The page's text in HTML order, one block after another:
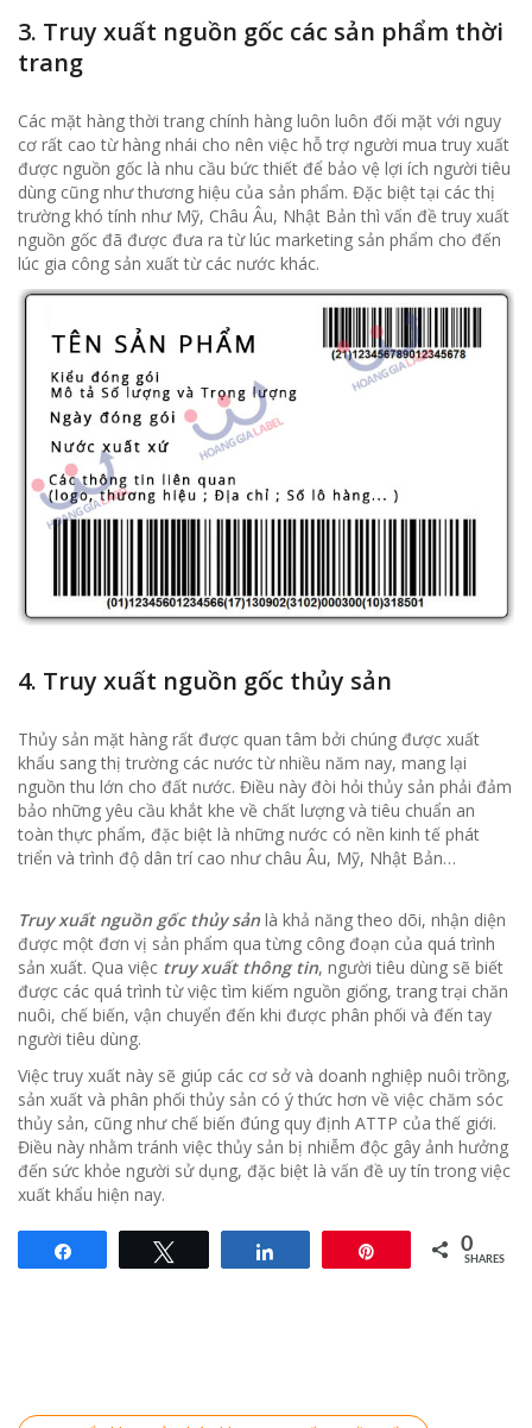
3. Truy xuất nguồn gốc các sản phẩm thời
trang
Các mặt hàng thời trang chính hàng luôn luôn đối mặt với nguy
cơ rất cao từ hàng nhái cho nên việc hỗ trợ người mua truy xuất
được nguồn gốc là nhu cầu bức thiết để bảo vệ lợi ích người tiêu
dùng cũng như thương hiệu của sản phẩm. Đặc biệt tại các thị
trường khó tính như Mỹ, Châu Âu, Nhật Bản thì vấn đề truy xuất
nguồn gốc đã được đưa ra từ lúc marketing sản phẩm cho đến
lúc gia công sản xuất từ các nước khác.
4. Truy xuất nguồn gốc thủy sản
Thủy sản mặt hàng rất được quan tâm bởi chúng được xuất
khẩu sang thị trường các nước từ nhiều năm nay, mang lại
nguồn thu lớn cho đất nước. Điều này đòi hỏi thủy sản phải đảm
bảo những yêu cầu khắt khe về chất lượng và tiêu chuẩn an
toàn thực phẩm, đặc biệt là những nước có nền kinh tế phát
triển và trình độ dân trí cao như châu Âu, Mỹ, Nhật Bản…
Truy xuất nguồn gốc thủy sản là khả năng theo dõi, nhận diện
được một đơn vị sản phẩm qua từng công đoạn của quá trình
sản xuất. Qua việc truy xuất thông tin, người tiêu dùng sẽ biết
được các quá trình từ việc tìm kiếm nguồn giống, trang trại chăn
nuôi, chế biến, vận chuyển đến khi được phân phối và đến tay
người tiêu dùng.
Việc truy xuất này sẽ giúp các cơ sở và doanh nghiệp nuôi trồng,
sản xuất và phân phối thủy sản có ý thức hơn về việc chăm sóc
thủy sản, cũng như chế biến đúng quy định ATTP của thế giới.
Điều này nhằm tránh việc thủy sản bị nhiễm độc gây ảnh hưởng
đến sức khỏe người sử dụng, đặc biệt là vấn đề uy tín trong việc
xuất khẩu hiện nay.
0
SHARES